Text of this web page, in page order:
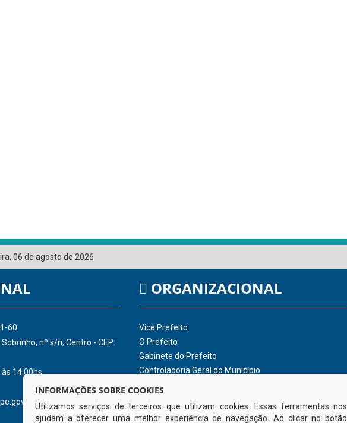
, 06 de agosto de 2026
60
nº s/n, Centro - CEP:
14:00hs
ORGANIZACIONAL
Vice Prefeito
O Prefeito
Gabinete do Prefeito
Controladoria Geral do Município
INFORMAÇÕES SOBRE COOKIES
Utilizamos serviços de terceiros que utilizam cookies. Essas ferramentas nos
ajudam a oferecer uma melhor experiência de navegação. Ao clicar no botão